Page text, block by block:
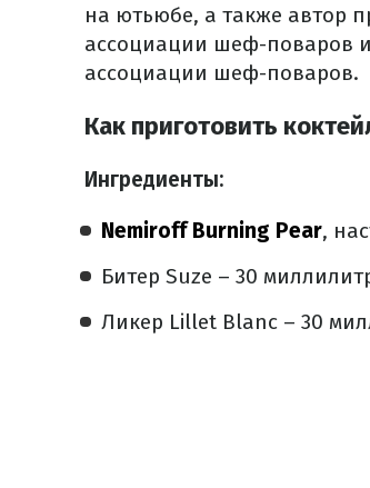
на ютьюбе, а также автор
ассоциации шеф-поваров
ассоциации шеф-поваров.
Как приготовить
Ингредиенты:
Nemiroff Burning Pear,
Битер Suze – 30
Ликер Lillet Blanc – 30